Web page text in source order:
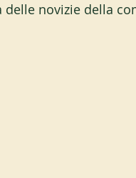
novizie della